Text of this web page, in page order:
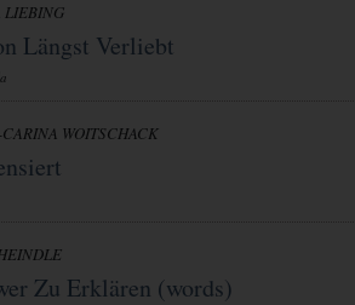
LIEBING
Längst Verliebt
WOITSCHACK
Zu Erklären (words)